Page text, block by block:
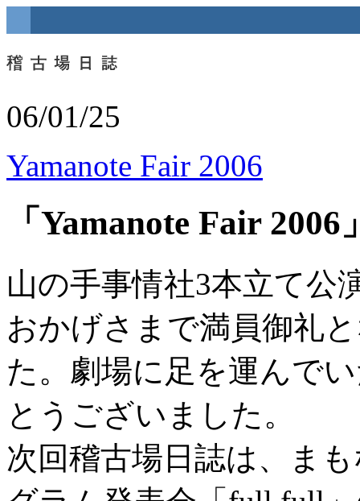
06/01/25
Yamanote Fair 2006
「Yamanote Fair 2006
山の手事情社3本立て公
おかげさまで満員御礼
た。劇場に足を運んで
とうございました。
次回稽古場日誌は、ま